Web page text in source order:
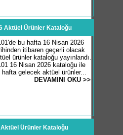
Aktüel Ürünler Kataloğu
bu hafta 16 Nisan 2026
itibaren geçerli olacak
ürünler kataloğu yayınlandı.
16 Nisan 2026 kataloğu ile
hafta gelecek aktüel ürünler...
DEVAMINI OKU >>
Ürünler Kataloğu